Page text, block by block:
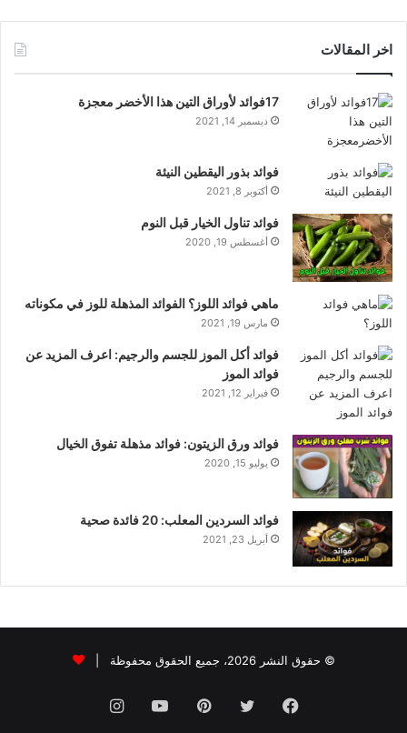
اخر المقالات
17فوائد لأوراق التين هذا الأخضر معجزة
ديسمبر 14, 2021
فوائد بذور اليقطين النيئة
أكتوبر 8, 2021
فوائد تناول الخيار قبل النوم
أغسطس 19, 2020
ماهي فوائد اللوز؟ الفوائد المذهلة للوز في مكوناته
مارس 19, 2021
فوائد أكل الموز للجسم والرجيم: اعرف المزيد عن
فوائد الموز
فبراير 12, 2021
فوائد ورق الزيتون: فوائد مذهلة تفوق الخيال
يوليو 15, 2020
فوائد السردين المعلب: 20 فائدة صحية
أبريل 23, 2021
© حقوق النشر 2026، جميع الحقوق محفوظة |
فيسبوك تويتر بينتيريستيوتيوبانستقرام